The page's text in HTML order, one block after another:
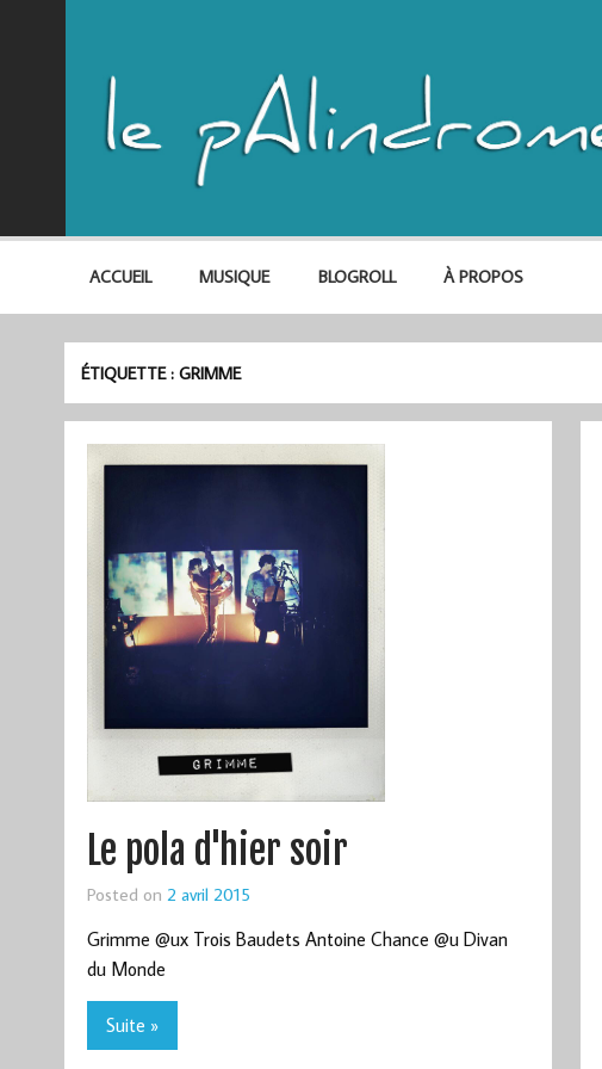
ACCUEIL MUSIQUE BLOGROLL À PROPOS
ÉTIQUETTE :GRIMME
Le pola d'hier soir
Posted on 2 avril 2015
Grimme @ux Trois Baudets Antoine Chance @u Divan
du Monde
Suite »